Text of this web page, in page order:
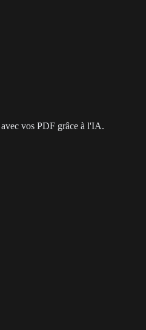
vos PDF grâce à l'IA.